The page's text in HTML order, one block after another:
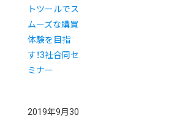
トツールでス
ムーズな購買
体験を目指
す！3社合同セ
ミナー
2019年9月30